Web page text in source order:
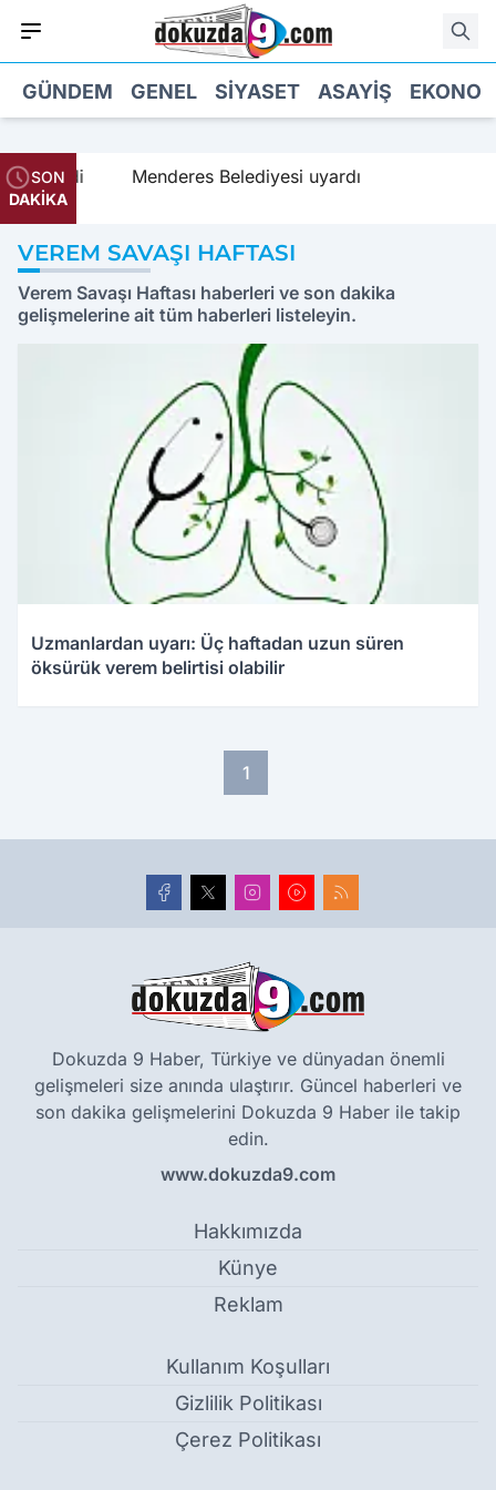
GÜNDEM GENEL SIYASET ASAYIŞ
SON
DAKİKA
geldi Menderes Belediyesi uyardı
VEREM SAVAŞI HAFTASI
Verem Savaşı Haftası haberleri ve son dakika
gelişmelerine ait tüm haberleri listeleyin.
Uzmanlardan uyarı: Üç haftadan uzun süren
öksürük verem belirtisi olabilir
1
Dokuzda 9 Haber, Türkiye ve dünyadan önemli
gelişmeleri size anında ulaştırır. Güncel haberleri ve
son dakika gelişmelerini Dokuzda 9 Haber ile takip
edin.
www.dokuzda9.com
Hakkımızda
Künye
Reklam
Kullanım Koşulları
Gizlilik Politikası
Çerez Politikası